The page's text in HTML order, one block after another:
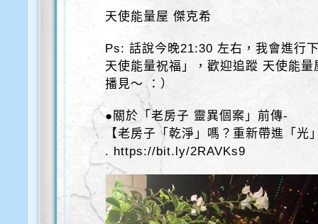
天使能量屋 傑克希
Ps: 話說今晚21:30 左右，我會進行
天使能量祝福」，歡迎追蹤 天使能
播見～ ：）
●關於「老房子 靈異個案」前傳-
【老房子「乾淨」嗎？重新帶進「光
. https://bit.ly/2RAVKs9